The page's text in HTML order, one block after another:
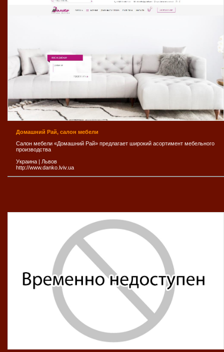
Домашний Рай, салон мебели
Салон мебели «Домашний Рай» предлагает широкий асортимент мебельного
производства
Украина | Львов
http://www.danko.lviv.ua